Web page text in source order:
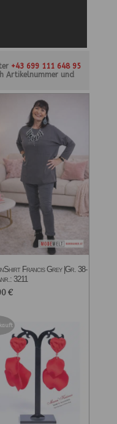
+43 699 111 648 95
Artikelnummer und
Francis Grey |Gr. 38-
3211
€